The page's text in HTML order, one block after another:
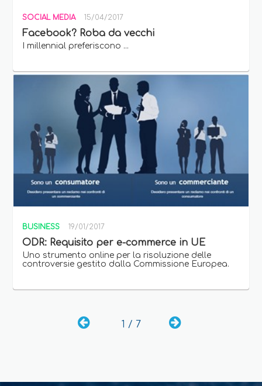
SOCIAL MEDIA 15/04/2017
Facebook? Roba da vecchi
I millennial preferiscono ...
BUSINESS 19/01/2017
ODR: Requisito per e-commerce in UE
Uno strumento online per la risoluzione delle
controversie gestito dalla Commissione Europea.
1 / 7